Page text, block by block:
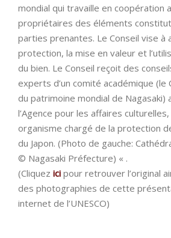
mondial qui travaille en coopération
propriétaires des éléments
parties prenantes. Le Conseil vise à
protection, la mise en valeur et
du bien. Le Conseil reçoit des
experts d’un comité académique (le
du patrimoine mondial de Nagasaki)
l’Agence pour les affaires
organisme chargé de la protection
du Japon. (Photo de gauche:
© Nagasaki Préfecture) « .
(Cliquez ici pour retrouver l’original
des photographies de cette
internet de l’UNESCO)